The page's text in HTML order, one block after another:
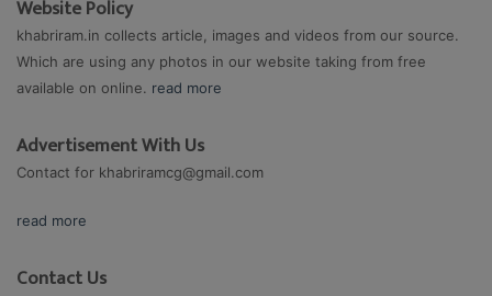
Website Policy
khabriram.in collects article, images and videos from our source.
Which are using any photos in our website taking from free
available on online. read more
Advertisement With Us
Contact for khabriramcg@gmail.com
read more
Contact Us